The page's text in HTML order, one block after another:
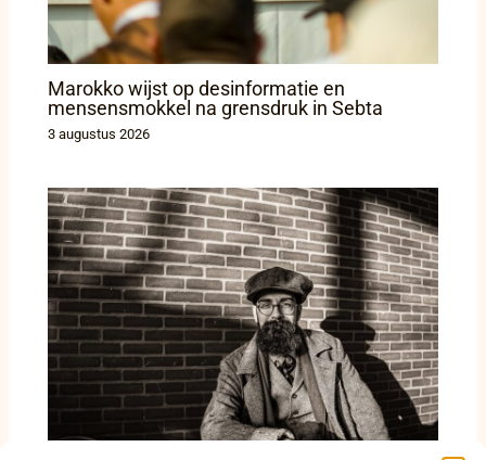
Marokko wijst op desinformatie en
mensensmokkel na grensdruk in Sebta
3 augustus 2026